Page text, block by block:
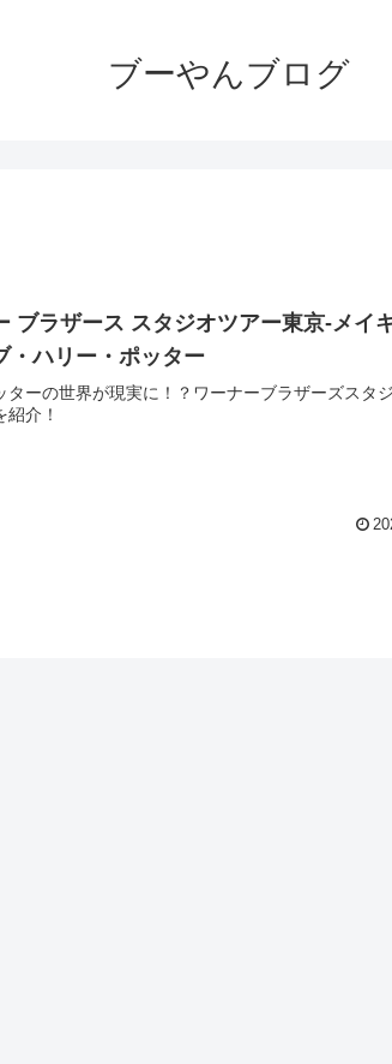
ブーやんブログ
ブラザース スタジオツアー東京‐メイ
・ハリー・ポッター
ターの世界が現実に！？ワーナーブラザーズスタ
紹介！